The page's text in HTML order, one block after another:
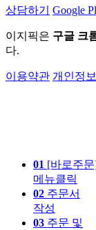
상담하기 Google
이지픽은 구글 크
다.
이용약관 개인정
01 [바로주
메뉴클릭
02 주문서
작성
03 주문 및